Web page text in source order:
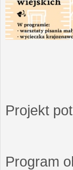
Projekt
Program